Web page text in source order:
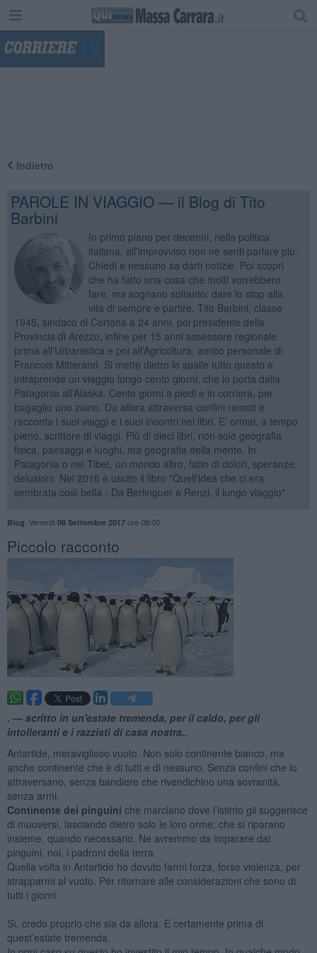
Indietro
PAROLE IN VIAGGIO — il Blog di Tito
Barbini
In primo piano per decenni, nella politica
italiana, all’improvviso non ne senti parlare più.
Chiedi e nessuno sa darti notizie. Poi scopri
che ha fatto una cosa che molti vorrebbero
fare, ma sognano soltanto: dare lo stop alla
vita di sempre e partire. Tito Barbini, classe
1945, sindaco di Cortona a 24 anni, poi presidente della
Provincia di Arezzo, infine per 15 anni assessore regionale
prima all’Urbanistica e poi all’Agricoltura, amico personale di
Francois Mitterand. Si mette dietro le spalle tutto questo e
intraprende un viaggio lungo cento giorni, che lo porta dalla
Patagonia all’Alaska. Cento giorni a piedi e in corriera, per
bagaglio uno zaino. Da allora attraversa confini remoti e
racconta i suoi viaggi e i suoi incontri nei libri. E’ ormai, a tempo
pieno, scrittore di viaggi. Più di dieci libri, non solo geografia
fisica, paesaggi e luoghi, ma geografia della mente. In
Patagonia o nel Tibet, un mondo altro, fatto di dolori, speranze,
delusioni. Nel 2016 è uscito il libro "Quell’idea che ci era
sembrata così bella - Da Berlinguer a Renzi, il lungo viaggio"
Blog Venerdì 08 Settembre 2017ore 08:00
Piccolo racconto
. — scritto in un'estate tremenda, per il caldo, per gli
intolleranti e i razzisti di casa nostra..
Antartide, meraviglioso vuoto. Non solo continente bianco, ma
anche continente che è di tutti e di nessuno. Senza confini che lo
attraversano, senza bandiere che rivendichino una sovranità,
senza armi.
Continente dei pinguini che marciano dove l’istinto gli suggerisce
di muoversi, lasciando dietro solo le loro orme; che si riparano
insieme, quando necessario. Ne avremmo da imparare dai
pinguini, noi, i padroni della terra.
Quella volta in Antartide ho dovuto farmi forza, forse violenza, per
strapparmi al vuoto. Per ritornare alle considerazioni che sono di
tutti i giorni.
Sì, credo proprio che sia da allora. E certamente prima di
quest’estate tremenda.